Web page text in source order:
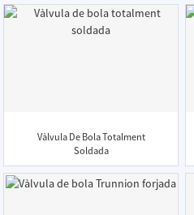
Vàlvula De Bola Totalment
Soldada